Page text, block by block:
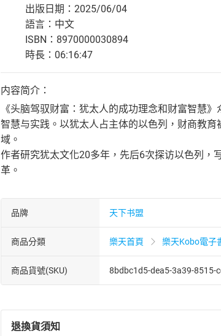
出版日期：2025/06/04
語言：中文
ISBN：8970000030894
時長：06:16:47
内容简介：
《头脑驾驭财富：犹太人的成功理念和财富智慧
智慧与实践。以犹太人占主体的以色列，财商教
域。
作者研究犹太文化20多年，先后6次探访以色列，
革。
品牌 天下书盟
商品分類 樂天首頁 樂天Kobo電子
商品貨號(SKU) 8bdbc1d5-dea5-3a39-8515-
退換貨須知